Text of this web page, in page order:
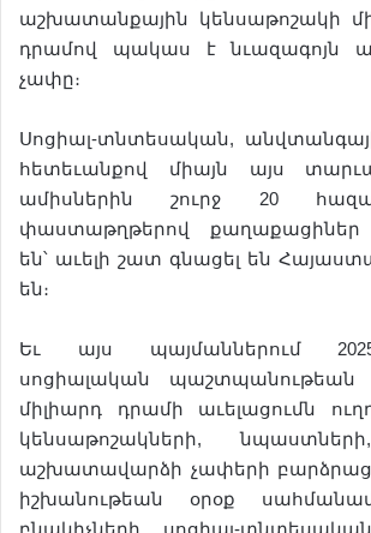
աշխատանքային կենսաթոշակի
դրամով պակաս է նւազագոյն
չափը։
Սոցիալ-տնտեսական,
հետեւանքով միայն այս
ամիսներին շուրջ 20
փաստաթղթերով քաղաքացիներ
են՝ աւելի շատ գնացել են
են։
Եւ այս պայմաններում
սոցիալական պաշտպանութեան
միլիարդ դրամի աւելացումն
կենսաթոշակների,
աշխատավարձի չափերի
իշխանութեան օրօք
բնակիչների սոցիալ-